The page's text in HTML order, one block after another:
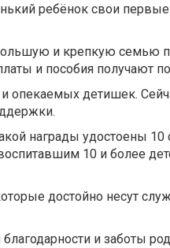
ребёнок свои
и крепкую семью
и пособия получают
детишек.
награды удостоены
10 и более
достойно несут
и заботы